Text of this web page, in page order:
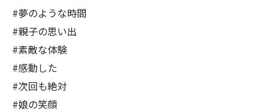
#夢のような時間
#親子の思い出
#素敵な体験
#感動した
#次回も絶対
#娘の笑顔